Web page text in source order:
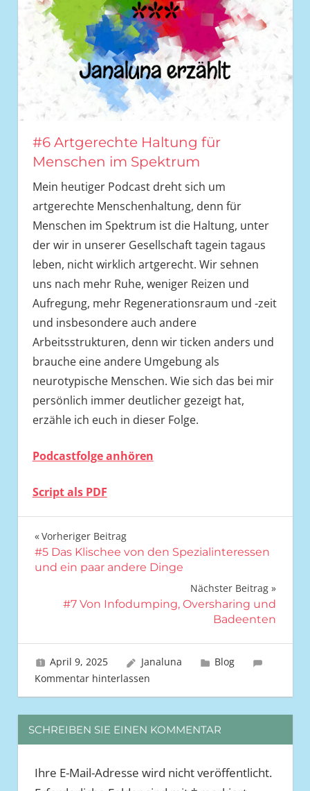
#6 Artgerechte Haltung für
Menschen im Spektrum
Mein heutiger Podcast dreht sich um
artgerechte Menschenhaltung, denn für
Menschen im Spektrum ist die Haltung, unter
der wir in unserer Gesellschaft tagein tagaus
leben, nicht wirklich artgerecht. Wir sehnen
uns nach mehr Ruhe, weniger Reizen und
Aufregung, mehr Regenerationsraum und -zeit
und insbesondere auch andere
Arbeitsstrukturen, denn wir ticken anders und
brauche eine andere Umgebung als
neurotypische Menschen. Wie sich das bei mir
persönlich immer deutlicher gezeigt hat,
erzähle ich euch in dieser Folge.
Podcastfolge anhören
Script als PDF
Beitrags-
Vorheriger Beitrag
#5 Das Klischee von den Spezialinteressen
und ein paar andere Dinge
Nächster Beitrag
#7 Von Infodumping, Oversharing und
Badeenten
April 9, 2025 Janaluna
Blog
Kommentar hinterlassen
SCHREIBEN SIE EINEN KOMMENTAR
Ihre E-Mail-Adresse wird nicht veröffentlicht.